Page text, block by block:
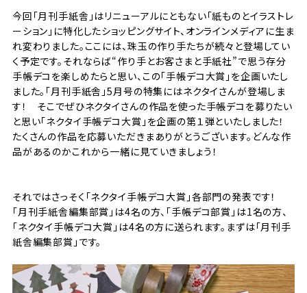
今回「月刊手紙舎」はリニューアルにともない「紙ものとイラストレ
ーション」に特化したショッピングサイト、オンラインメディアに生ま
れ変わりました。ここには、珠玉の作り手たちが続々と登場してい
く予定です。それならば“作り手とお客さまと手紙社”で思う存分
手帳デコを楽しめたらと思い、この「手帳デコ大賞」を企画いたし
ました。「月刊手紙舎」5月号の特集にはネクタイさんが登場しま
す！ そこでぜひネクタイさんの作品を使った手帳デコを募りたい
と思い「ネクタイ手帳デコ大賞」を企画の第１弾といたしました！
たくさんの作品を応募いただきまありがとうございます。どんな作
品があるのかこれから一緒に見ていきましょう！
それではさっそく「ネクタイ手帳デコ大賞」各部門の発表です！
「月刊手紙舎編集部賞」は4名の方、「手帳デコ部賞」は1名の方、
「ネクタイ手帳デコ大賞」は4名の方に送られます。まずは「月刊手
紙舎編集部賞」です。